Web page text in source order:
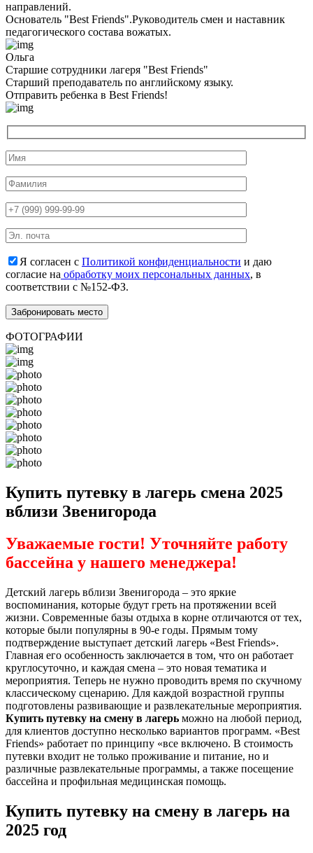
направлений.
Основатель "Best Friends".Руководитель смен и наставник
педагогического состава вожатых.
Ольга
Старшие сотрудники лагеря "Best Friends"
Cтарший преподаватель по английскому языку.
Отправить ребенка в Best Friends!
Я согласен с Политикой конфиденциальности и даю
согласие на обработку моих персональных данных, в
соответствии с №152-ФЗ.
ФОТОГРАФИИ
Купить путевку в лагерь смена 2025
вблизи Звенигорода
Уважаемые гости! Уточняйте работу
бассейна у нашего менеджера!
Детский лагерь вблизи Звенигорода – это яркие
воспоминания, которые будут греть на протяжении всей
жизни. Современные базы отдыха в корне отличаются от тех,
которые были популярны в 90-е годы. Прямым тому
подтверждение выступает детский лагерь «Best Friends».
Главная его особенность заключается в том, что он работает
круглосуточно, и каждая смена – это новая тематика и
мероприятия. Теперь не нужно проводить время по скучному
классическому сценарию. Для каждой возрастной группы
подготовлены развивающие и развлекательные мероприятия.
Купить путевку на смену в лагерь можно на любой период,
для клиентов доступно несколько вариантов программ. «Best
Friends» работает по принципу «все включено. В стоимость
путевки входит не только проживание и питание, но и
различные развлекательные программы, а также посещение
бассейна и профильная медицинская помощь.
Купить путевку на смену в лагерь на
2025 год